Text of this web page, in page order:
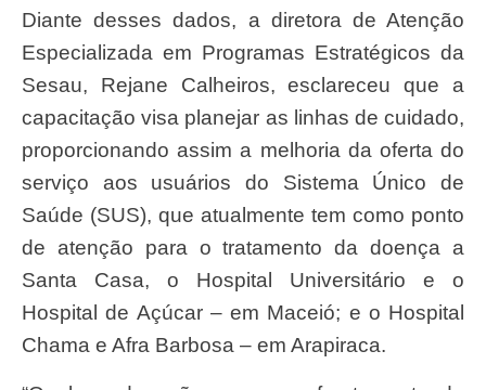
Diante desses dados, a diretora de Atenção
Especializada em Programas Estratégicos da
Sesau, Rejane Calheiros, esclareceu que a
capacitação visa planejar as linhas de cuidado,
proporcionando assim a melhoria da oferta do
serviço aos usuários do Sistema Único de
Saúde (SUS), que atualmente tem como ponto
de atenção para o tratamento da doença a
Santa Casa, o Hospital Universitário e o
Hospital de Açúcar – em Maceió; e o Hospital
Chama e Afra Barbosa – em Arapiraca.